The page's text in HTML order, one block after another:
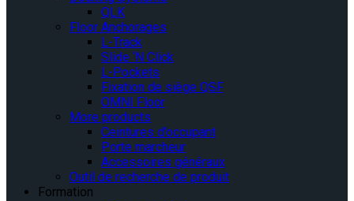
QLK
Floor Anchorages
L-Track
Slide ‘N Click
L-Pockets
Fixation de siège QSF
OMNI Floor
More products
Ceintures d’occupant
Porte marcheur
Accessoires généraux
Outil de recherche de produit
Formation